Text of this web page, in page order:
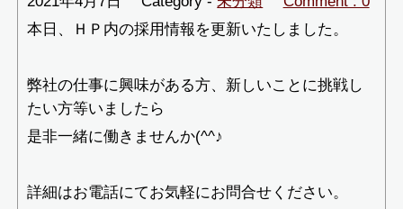
本日、ＨＰ内の採用情報を更新いたしました。
弊社の仕事に興味がある方、新しいことに挑戦し
たい方等いましたら
是非一緒に働きませんか(^^♪
詳細はお電話にてお気軽にお問合せください。